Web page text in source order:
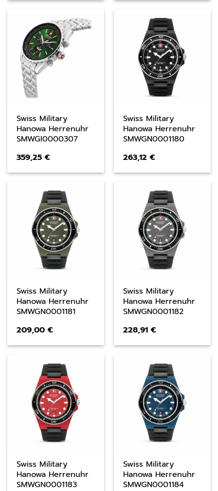
Swiss Military
Hanowa Herrenuhr
SMWGI0000307
359,25€
Swiss Military
Hanowa Herrenuhr
SMWGN0001180
263,12€
Swiss Military
Hanowa Herrenuhr
SMWGN0001181
209,00€
Swiss Military
Hanowa Herrenuhr
SMWGN0001182
228,91€
Swiss Military
Hanowa Herrenuhr
SMWGN0001183
Swiss Military
Hanowa Herrenuhr
SMWGN0001184